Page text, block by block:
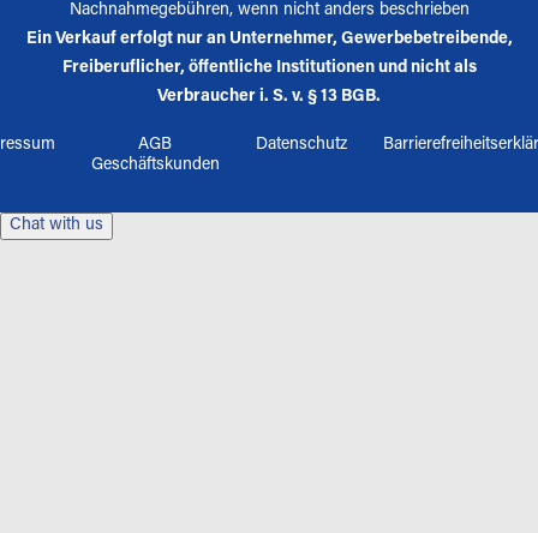
Nachnahmegebühren, wenn nicht anders beschrieben
Ein Verkauf erfolgt nur an Unternehmer, Gewerbebetreibende,
Freiberuflicher, öffentliche Institutionen und nicht als
Verbraucher i. S. v. § 13 BGB.
AGB
Geschäftskunden
Datenschutz
Chat with us